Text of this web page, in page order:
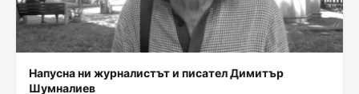
Напусна ни журналистът и писател Димитър
Шумналиев